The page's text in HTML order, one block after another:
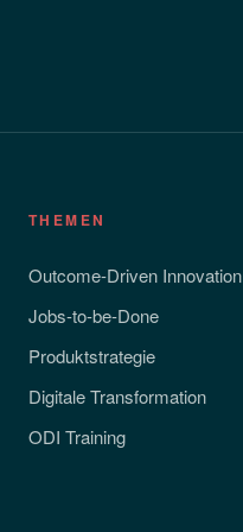
THEMEN
Outcome-Driven Innovation
Jobs-to-be-Done
Produktstrategie
Digitale Transformation
ODI Training